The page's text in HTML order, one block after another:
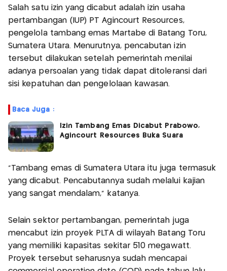
Salah satu izin yang dicabut adalah izin usaha
pertambangan (IUP) PT Agincourt Resources,
pengelola tambang emas Martabe di Batang Toru,
Sumatera Utara. Menurutnya, pencabutan izin
tersebut dilakukan setelah pemerintah menilai
adanya persoalan yang tidak dapat ditoleransi dari
sisi kepatuhan dan pengelolaan kawasan.
Baca Juga :
Izin Tambang Emas Dicabut Prabowo,
Agincourt Resources Buka Suara
"Tambang emas di Sumatera Utara itu juga termasuk
yang dicabut. Pencabutannya sudah melalui kajian
yang sangat mendalam," katanya.
Selain sektor pertambangan, pemerintah juga
mencabut izin proyek PLTA di wilayah Batang Toru
yang memiliki kapasitas sekitar 510 megawatt.
Proyek tersebut seharusnya sudah mencapai